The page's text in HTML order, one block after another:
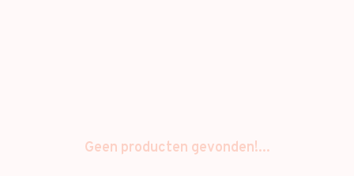
Geen producten gevonden!...